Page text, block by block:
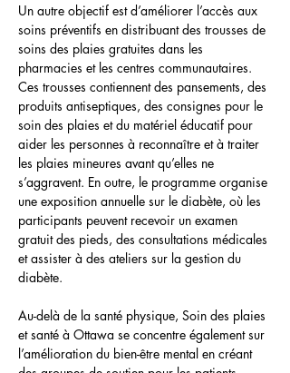
Un autre objectif est d’améliorer l’accès aux
soins préventifs en distribuant des trousses de
soins des plaies gratuites dans les
pharmacies et les centres communautaires.
Ces trousses contiennent des pansements, des
produits antiseptiques, des consignes pour le
soin des plaies et du matériel éducatif pour
aider les personnes à reconnaître et à traiter
les plaies mineures avant qu’elles ne
s’aggravent. En outre, le programme organise
une exposition annuelle sur le diabète, où les
participants peuvent recevoir un examen
gratuit des pieds, des consultations médicales
et assister à des ateliers sur la gestion du
diabète.
Au-delà de la santé physique, Soin des plaies
et santé à Ottawa se concentre également sur
l’amélioration du bien-être mental en créant